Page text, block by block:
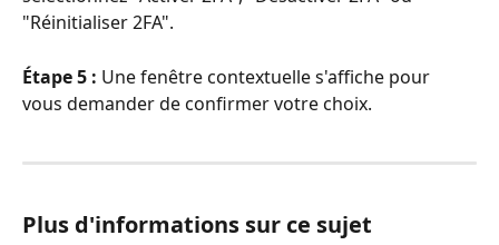
"Réinitialiser 2FA".
Étape 5 : Une fenêtre contextuelle s'affiche pour
vous demander de confirmer votre choix.
Plus d'informations sur ce sujet